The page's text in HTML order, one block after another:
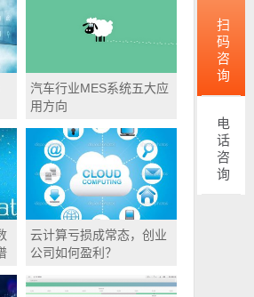
扫码咨询
电话咨询
汽车行业MES系统五大应
用方向
云计算亏损成常态，创业
公司如何盈利？